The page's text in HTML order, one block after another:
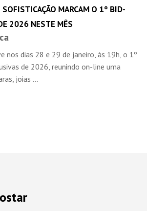
MARCAM O 1º BID-
2026 NESTE MÊS
nos dias 28 e 29 de janeiro, às 19h, o 1º
de 2026, reunindo on-line uma
joias ...